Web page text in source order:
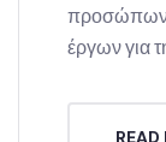
έργων για
READ